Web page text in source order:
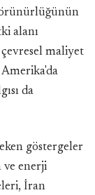
alanı
maliyet
Amerika'da
da
göstergeler
ve enerji
İran